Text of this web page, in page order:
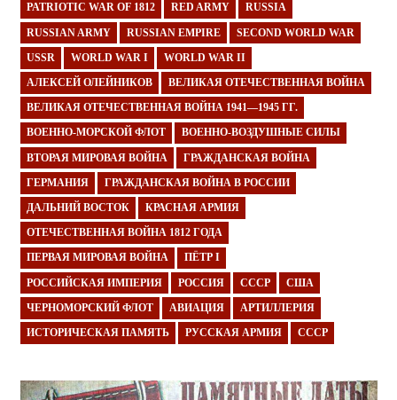
PATRIOTIC WAR OF 1812 RED ARMY RUSSIA
RUSSIAN ARMY RUSSIAN EMPIRE SECOND WORLD WAR
USSR WORLD WAR I WORLD WAR II
АЛЕКСЕЙ ОЛЕЙНИКОВ ВЕЛИКАЯ ОТЕЧЕСТВЕННАЯ ВОЙНА
ВЕЛИКАЯ ОТЕЧЕСТВЕННАЯ ВОЙНА 1941—1945 ГГ.
ВОЕННО-МОРСКОЙ ФЛОТ ВОЕННО-ВОЗДУШНЫЕ СИЛЫ
ВТОРАЯ МИРОВАЯ ВОЙНА ГРАЖДАНСКАЯ ВОЙНА
ГЕРМАНИЯ ГРАЖДАНСКАЯ ВОЙНА В РОССИИ
ДАЛЬНИЙ ВОСТОК КРАСНАЯ АРМИЯ
ОТЕЧЕСТВЕННАЯ ВОЙНА 1812 ГОДА
ПЕРВАЯ МИРОВАЯ ВОЙНА ПЁТР I
РОССИЙСКАЯ ИМПЕРИЯ РОССИЯ СССР США
ЧЕРНОМОРСКИЙ ФЛОТ АВИАЦИЯ АРТИЛЛЕРИЯ
ИСТОРИЧЕСКАЯ ПАМЯТЬ РУССКАЯ АРМИЯ СССР